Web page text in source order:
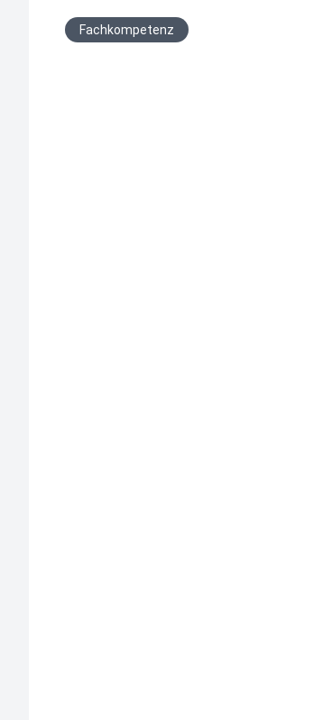
Fachkompetenz